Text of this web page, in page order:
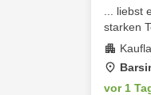
...
starken
vor 1